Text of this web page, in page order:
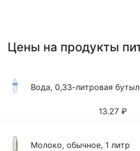
Цены на продукты
Вода, 0,33-литровая
13.27 ₽
Молоко, обычное, 1 литр